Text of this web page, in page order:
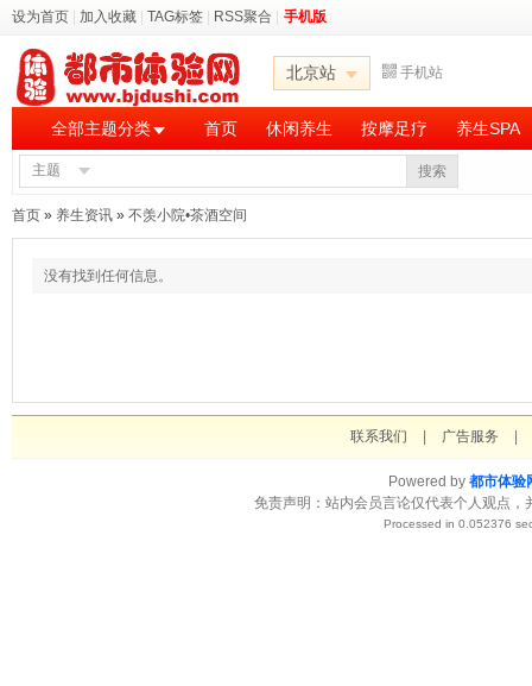
设为首页 加入收藏 TAG标签 RSS聚合 手机版
北京站 手机站
全部主题分类 首页 休闲养生 按摩足疗 养生SPA
主题 搜索
首页 » 养生资讯 » 不羡小院•茶酒空间
没有找到任何信息。
联系我们 广告服务
Powered by 都市体验
免责声明：站内会员言论仅代表个人观点
Processed in 0.052376